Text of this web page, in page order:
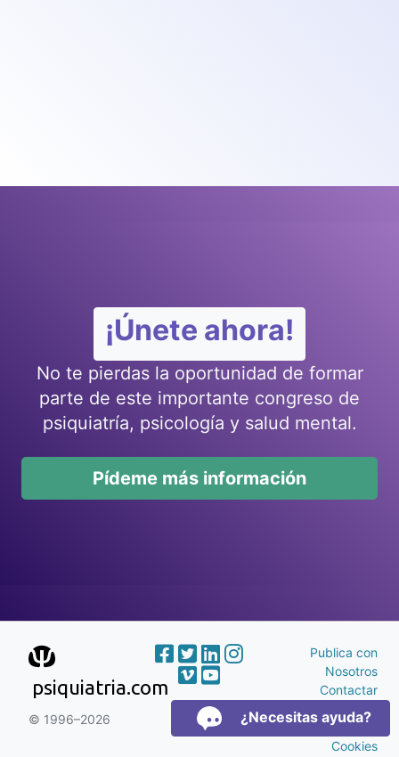
¿Necesitas ayuda?
¡Únete ahora!
No te pierdas la oportunidad de formar
parte de este importante congreso de
psiquiatría, psicología y salud mental.
Pídeme más información
psiquiatria.com
© 1996–2026
Publica con
Nosotros
Contactar
Publicidad
Aviso Legal y
Cookies